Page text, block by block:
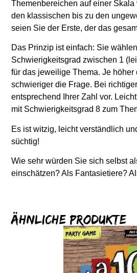
Themenbereichen auf einer Skala
den klassischen bis zu den
seien Sie der Erste, der das
Das Prinzip ist einfach: Sie
Schwierigkeitsgrad zwischen 1
für das jeweilige Thema. Je höher
schwieriger die Frage. Bei
entsprechend Ihrer Zahl vor.
mit Schwierigkeitsgrad 8 zum
Es ist witzig, leicht verständlich
süchtig!
Wie sehr würden Sie sich selbst
einschätzen? Als Fantasietiere?
Ähnliche Produkte